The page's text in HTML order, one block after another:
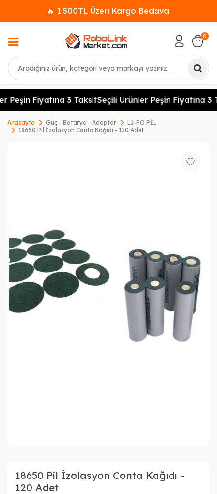
🔥 1.500TL Üzeri Kargo Bedava!
Ara
0
Peşin Fiyatına 3 TaksitSeçili Ürünler Peşin Fiyatına 3
Anasayfa Güç - Batarya - Adaptör
Lİ-PO PİL
18650 Pil İzolasyon Conta Kağıdı - 120 Adet
18650 Pil İzolasyon Conta Kağıdı -
120 Adet